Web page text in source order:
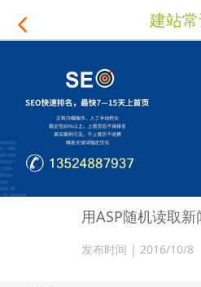
 建站
用ASP随机读取
发布时间 | 2016/